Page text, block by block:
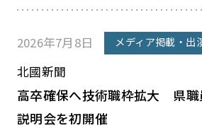
2026年7月8日 メディア掲載・出
北國新聞
高卒確保へ技術職枠拡大 県職
説明会を初開催